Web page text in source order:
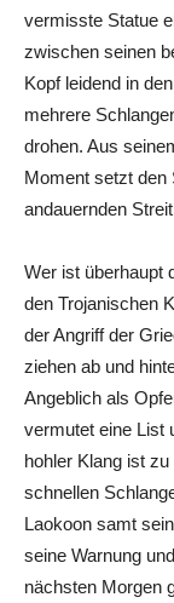
vermisste Statue
zwischen seinen
Kopf leidend in
mehrere
drohen. Aus
Moment setzt den
andauernden
Wer ist überhaupt
den Trojanischen
der Angriff der
ziehen ab und
Angeblich als
vermutet eine List
hohler Klang ist
schnellen
Laokoon samt
seine Warnung
nächsten Morgen